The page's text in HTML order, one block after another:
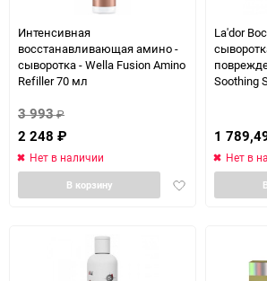
Интенсивная
восстанавливающая амино -
сыворотка - Wella Fusion Amino
Refiller 70 мл
3 993₽
2 248 ₽
Нет в наличии
Добавить
В корзину
La'dor
Soothing
1
Нет в